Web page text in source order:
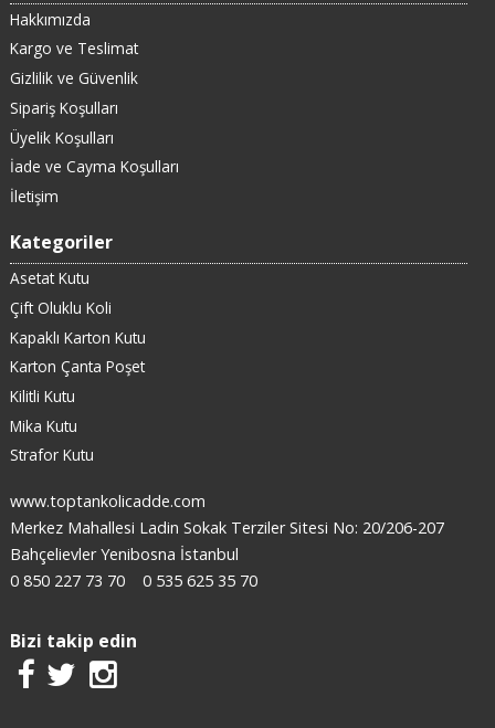
Hakkımızda
Kargo ve Teslimat
Gizlilik ve Güvenlik
Sipariş Koşulları
Üyelik Koşulları
İade ve Cayma Koşulları
İletişim
Kategoriler
Asetat Kutu
Çift Oluklu Koli
Kapaklı Karton Kutu
Karton Çanta Poşet
Kilitli Kutu
Mika Kutu
Strafor Kutu
www.toptankolicadde.com
Merkez Mahallesi Ladin Sokak Terziler Sitesi No: 20/206-207
Bahçelievler Yenibosna İstanbul
0 850 227 73 70
0 535 625 35 70
Bizi takip edin